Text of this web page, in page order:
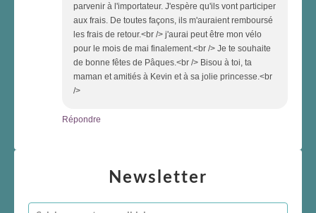
parvenir à l'importateur. J'espère qu'ils vont participer
aux frais. De toutes façons, ils m'auraient remboursé
les frais de retour.<br /> j'aurai peut être mon vélo
pour le mois de mai finalement.<br /> Je te souhaite
de bonne fêtes de Pâques.<br /> Bisou à toi, ta
maman et amitiés à Kevin et à sa jolie princesse.<br
/>
Répondre
Newsletter